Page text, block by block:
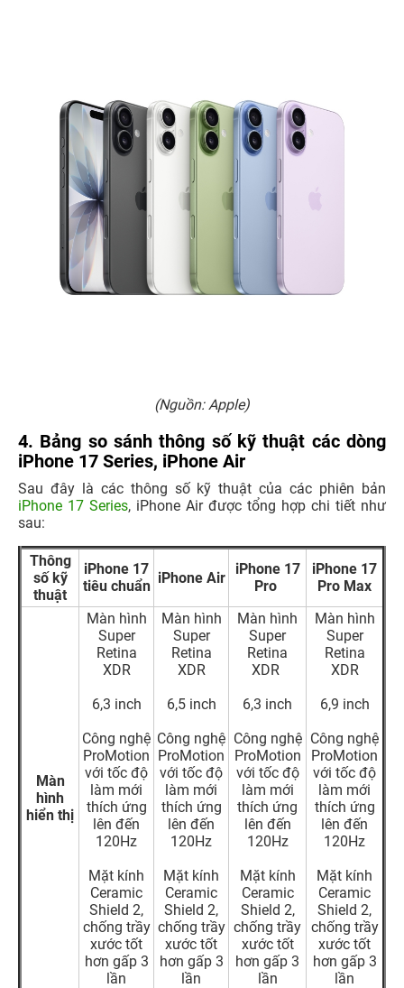
(Nguồn: Apple)
4. Bảng so sánh thông số kỹ thuật các dòng
iPhone 17 Series, iPhone Air
Sau đây là các thông số kỹ thuật của các phiên bản
iPhone 17 Series, iPhone Air được tổng hợp chi tiết như
sau:
Thông
số kỹ
thuật
iPhone 17
tiêu chuẩn iPhone Air
iPhone 17
Pro
iPhone 17
Pro Max
Màn
hình
hiển thị
Màn hình
Super
Retina
XDR
6,3 inch
Công nghệ
ProMotion
với tốc độ
làm mới
thích ứng
lên đến
120Hz
Mặt kính
Ceramic
Shield 2,
chống trầy
xước tốt
hơn gấp 3
lần
Màn hình
Super
Retina
XDR
6,5 inch
Công nghệ
ProMotion
với tốc độ
làm mới
thích ứng
lên đến
120Hz
Mặt kính
Ceramic
Shield 2,
chống trầy
xước tốt
hơn gấp 3
lần
Màn hình
Super
Retina
XDR
6,3 inch
Công nghệ
ProMotion
với tốc độ
làm mới
thích ứng
lên đến
120Hz
Mặt kính
Ceramic
Shield 2,
chống trầy
xước tốt
hơn gấp 3
lần
Màn hình
Super
Retina
XDR
6,9 inch
Công nghệ
ProMotion
với tốc độ
làm mới
thích ứng
lên đến
120Hz
Mặt kính
Ceramic
Shield 2,
chống trầy
xước tốt
hơn gấp 3
lần